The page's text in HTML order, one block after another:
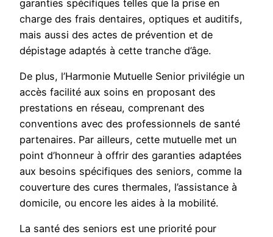
garanties spécifiques telles que la prise en
charge des frais dentaires, optiques et auditifs,
mais aussi des actes de prévention et de
dépistage adaptés à cette tranche d’âge.
De plus, l’Harmonie Mutuelle Senior privilégie un
accès facilité aux soins en proposant des
prestations en réseau, comprenant des
conventions avec des professionnels de santé
partenaires. Par ailleurs, cette mutuelle met un
point d’honneur à offrir des garanties adaptées
aux besoins spécifiques des seniors, comme la
couverture des cures thermales, l’assistance à
domicile, ou encore les aides à la mobilité.
La santé des seniors est une priorité pour